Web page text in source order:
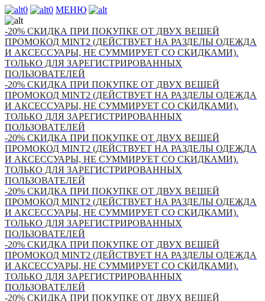
0 0 МЕНЮ
-20% СКИДКА ПРИ ПОКУПКЕ ОТ ДВУХ ВЕЩЕЙ
ПРОМОКОД MINT2 (ДЕЙСТВУЕТ НА РАЗДЕЛЫ ОДЕЖДА
И АКСЕССУАРЫ, НЕ СУММИРУЕТ СО СКИДКАМИ).
ТОЛЬКО ДЛЯ ЗАРЕГИСТРИРОВАННЫХ
ПОЛЬЗОВАТЕЛЕЙ
-20% СКИДКА ПРИ ПОКУПКЕ ОТ ДВУХ ВЕЩЕЙ
ПРОМОКОД MINT2 (ДЕЙСТВУЕТ НА РАЗДЕЛЫ ОДЕЖДА
И АКСЕССУАРЫ, НЕ СУММИРУЕТ СО СКИДКАМИ).
ТОЛЬКО ДЛЯ ЗАРЕГИСТРИРОВАННЫХ
ПОЛЬЗОВАТЕЛЕЙ
-20% СКИДКА ПРИ ПОКУПКЕ ОТ ДВУХ ВЕЩЕЙ
ПРОМОКОД MINT2 (ДЕЙСТВУЕТ НА РАЗДЕЛЫ ОДЕЖДА
И АКСЕССУАРЫ, НЕ СУММИРУЕТ СО СКИДКАМИ).
ТОЛЬКО ДЛЯ ЗАРЕГИСТРИРОВАННЫХ
ПОЛЬЗОВАТЕЛЕЙ
-20% СКИДКА ПРИ ПОКУПКЕ ОТ ДВУХ ВЕЩЕЙ
ПРОМОКОД MINT2 (ДЕЙСТВУЕТ НА РАЗДЕЛЫ ОДЕЖДА
И АКСЕССУАРЫ, НЕ СУММИРУЕТ СО СКИДКАМИ).
ТОЛЬКО ДЛЯ ЗАРЕГИСТРИРОВАННЫХ
ПОЛЬЗОВАТЕЛЕЙ
-20% СКИДКА ПРИ ПОКУПКЕ ОТ ДВУХ ВЕЩЕЙ
ПРОМОКОД MINT2 (ДЕЙСТВУЕТ НА РАЗДЕЛЫ ОДЕЖДА
И АКСЕССУАРЫ, НЕ СУММИРУЕТ СО СКИДКАМИ).
ТОЛЬКО ДЛЯ ЗАРЕГИСТРИРОВАННЫХ
ПОЛЬЗОВАТЕЛЕЙ
-20% СКИДКА ПРИ ПОКУПКЕ ОТ ДВУХ ВЕЩЕЙ